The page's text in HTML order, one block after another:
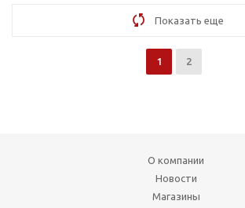
Показать еще
1 2
О компании
Новости
Магазины